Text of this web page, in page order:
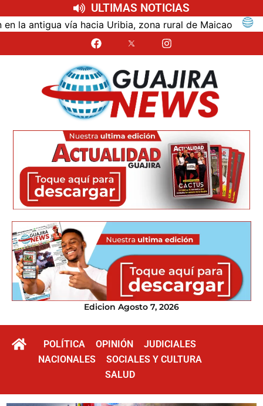
ULTIMAS NOTICIAS
vía hacia Uribia, zona rural de Maicao
Edicion Agosto 7, 2026
POLÍTICA OPINIÓN
JUDICIALES
NACIONALES
SOCIALES Y CULTURA
SALUD